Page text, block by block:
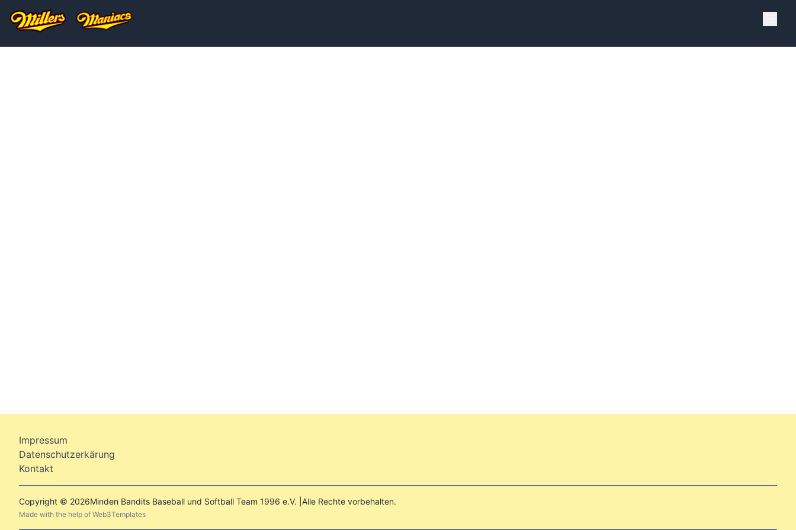
Impressum
Datenschutzerkärung
Kontakt
Copyright © 2026Minden Bandits Baseball und Softball Team 1996 e.V. | Alle Rechte vorbehalten.
Made with the help of Web3Templates